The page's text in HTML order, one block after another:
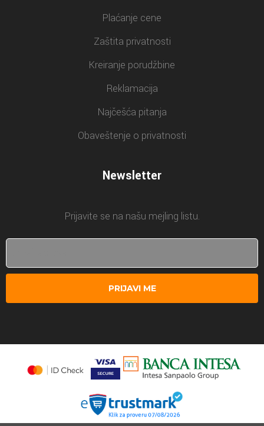
Plaćanje cene
Zaštita privatnosti
Kreiranje porudžbine
Reklamacija
Najčešća pitanja
Obaveštenje o privatnosti
Newsletter
Prijavite se na našu mejling listu.
PRIJAVI ME